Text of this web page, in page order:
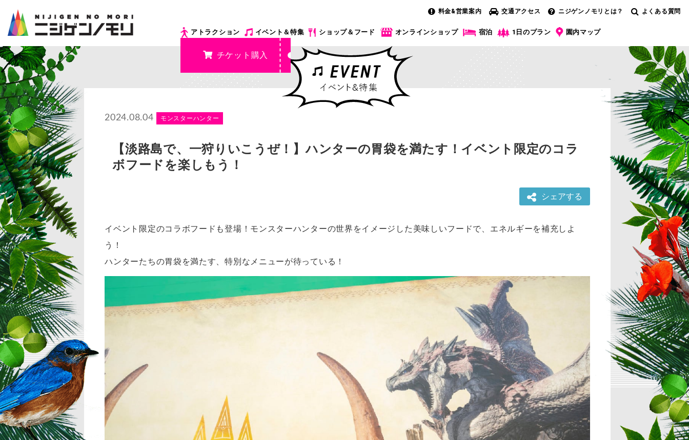
料金&営業案内 交通アクセス ニジゲンノモリとは？ よくある質問
アトラクション イベント＆特集 ショップ＆フード オンラインショップ 宿泊 1日のプラン 園内マップ
チケット購入
2024.08.04 モンスターハンター
【淡路島で、一狩りいこうぜ！】ハンターの胃袋を満たす！イベント限定のコラ
ボフードを楽しもう！
シェアする
イベント限定のコラボフードも登場！モンスターハンターの世界をイメージした美味しいフードで、エネルギーを補充しよ
う！
ハンターたちの胃袋を満たす、特別なメニューが待っている！